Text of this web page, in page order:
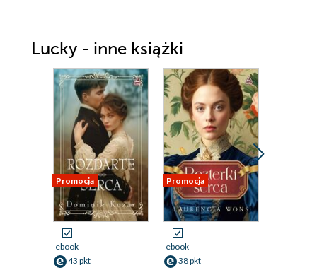
Lucky - inne książki
Promocja
ebook
43 pkt
Promocja
ebook
38 pkt